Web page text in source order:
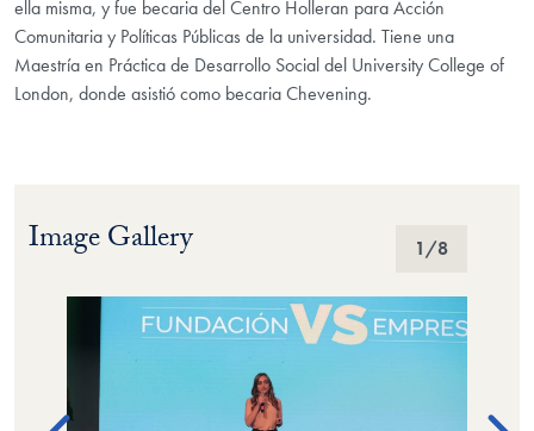
ella misma, y fue becaria del Centro Holleran para Acción
Comunitaria y Políticas Públicas de la universidad. Tiene una
Maestría en Práctica de Desarrollo Social del University College of
London, donde asistió como becaria Chevening.
Image Gallery
Image Gallery 1/8